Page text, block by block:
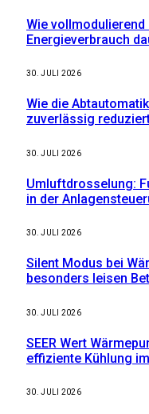
Wie vollmodulierend
Energieverbrauch
30. JULI 2026
Wie die
zuverlässig
30. JULI 2026
Umluftdrosselung:
in der
30. JULI 2026
Silent Modus bei
besonders leisen
30. JULI 2026
SEER Wert
effiziente Kühlung
30. JULI 2026